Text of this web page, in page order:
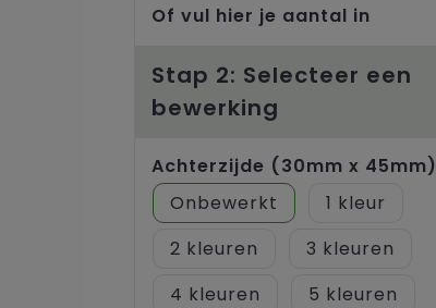
Of vul hier je aantal in
Stap 2: Selecteer een
bewerking
Achterzijde (30mm x 45mm)
Onbewerkt
1
2
3
4
5